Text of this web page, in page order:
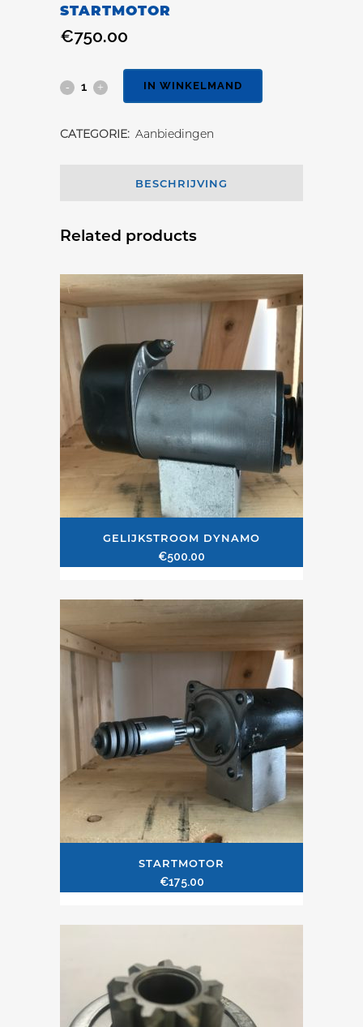
STARTMOTOR
€750.00
IN WINKELMAND
CATEGORIE: Aanbiedingen
BESCHRIJVING
Related products
GELIJKSTROOM DYNAMO
€500.00
STARTMOTOR
€175.00